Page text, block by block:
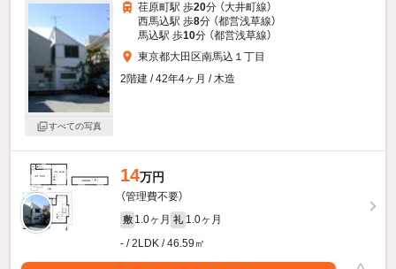
すべての写真
荏原町駅 歩20分 （大井町線）
西馬込駅 歩8分 （都営浅草線）
馬込駅 歩10分 （都営浅草線）
東京都大田区南馬込１丁目
2階建 / 42年4ヶ月 / 木造
14万円
（管理費不要）
敷 1.0ヶ月 礼 1.0ヶ月
- / 2LDK / 46.59㎡